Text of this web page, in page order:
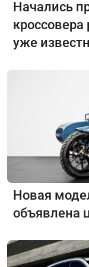
Начались
кроссовера
уже
Новая
объявлена